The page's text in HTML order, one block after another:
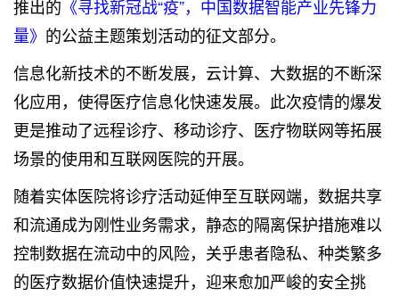
推出的 《寻找新冠战“疫”，中国数据智能产业先锋力
量》 的公益主题策划活动的征文部分。
信息化新技术的不断发展，云计算、大数据的不断深
化应用，使得医疗信息化快速发展。此次疫情的爆发
更是推动了远程诊疗、移动诊疗、医疗物联网等拓展
场景的使用和互联网医院的开展。
随着实体医院将诊疗活动延伸至互联网端，数据共享
和流通成为刚性业务需求，静态的隔离保护措施难以
控制数据在流动中的风险，关乎患者隐私、种类繁多
的医疗数据价值快速提升，迎来愈加严峻的安全挑